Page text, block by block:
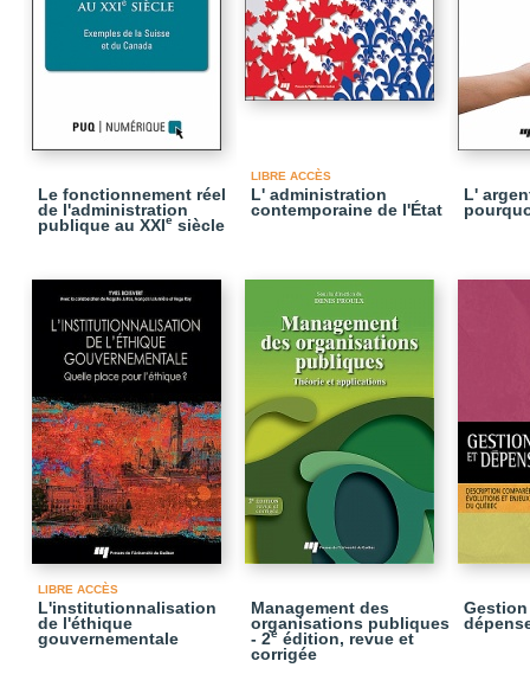
Le fonctionnement réel
de l'administration
publique au XXIe siècle
LIBRE ACCÈS
L' administration
contemporaine de l'État
L'
LIBRE ACCÈS
L'institutionnalisation
de l'éthique
gouvernementale
Management des
organisations publiques
- 2e édition, revue et
corrigée